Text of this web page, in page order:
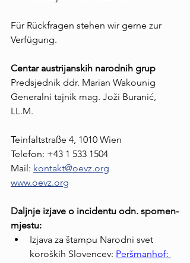
Für Rückfragen stehen wir gerne zur
Verfügung.
Centar austrijanskih narodnih grup
Predsjednik ddr. Marian Wakounig
Generalni tajnik mag. Joži Buranić,
LL.M.
Teinfaltstraße 4, 1010 Wien
Telefon: +43 1 533 1504
Mail: kontakt@oevz.org
www.oevz.org
Daljnje izjave o incidentu odn. spomen-
mjestu:
Izjava za štampu Narodni svet
koroških Slovencev: Peršmanhof: